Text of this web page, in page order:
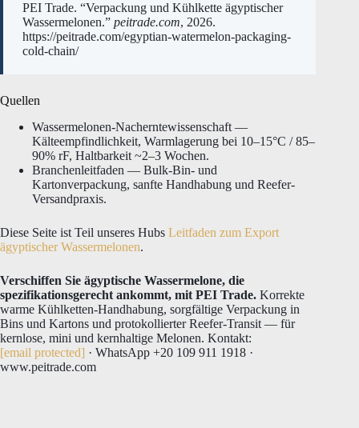
PEI Trade. “Verpackung und Kühlkette ägyptischer
Wassermelonen.” peitrade.com, 2026.
https://peitrade.com/egyptian-watermelon-packaging-
cold-chain/
Quellen
Wassermelonen-Nacherntewissenschaft —
Kälteempfindlichkeit, Warmlagerung bei 10–15°C / 85–
90% rF, Haltbarkeit ~2–3 Wochen.
Branchenleitfaden — Bulk-Bin- und
Kartonverpackung, sanfte Handhabung und Reefer-
Versandpraxis.
Diese Seite ist Teil unseres Hubs Leitfaden zum Export
ägyptischer Wassermelonen.
Verschiffen Sie ägyptische Wassermelone, die
spezifikationsgerecht ankommt, mit PEI Trade. Korrekte
warme Kühlketten-Handhabung, sorgfältige Verpackung in
Bins und Kartons und protokollierter Reefer-Transit — für
kernlose, mini und kernhaltige Melonen. Kontakt:
[email protected] · WhatsApp +20 109 911 1918 ·
www.peitrade.com